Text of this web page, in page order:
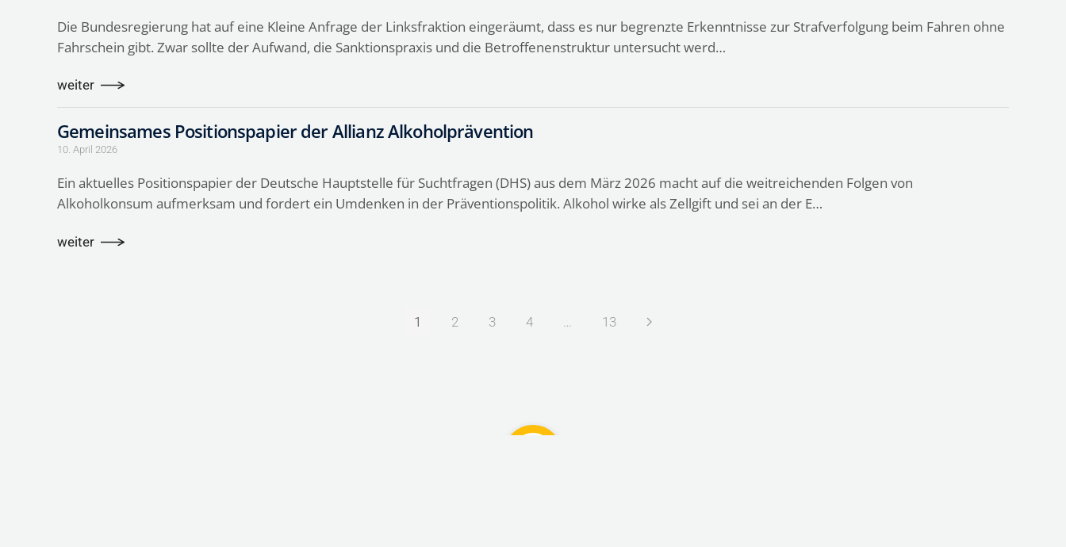
Die Bundesregierung hat auf eine Kleine Anfrage der Linksfraktion eingeräumt, dass es nur begrenzte Erkenntnisse zur Strafverfolgung beim Fahren ohne
Fahrschein gibt. Zwar sollte der Aufwand, die Sanktionspraxis und die Betroffenenstruktur untersucht werd…
weiter
Gemeinsames Positionspapier der Allianz Alkoholprävention
10. April 2026
Ein aktuelles Positionspapier der Deutsche Hauptstelle für Suchtfragen (DHS) aus dem März 2026 macht auf die weitreichenden Folgen von
Alkoholkonsum aufmerksam und fordert ein Umdenken in der Präventionspolitik. Alkohol wirke als Zellgift und sei an der E…
weiter
1 2 3 4 … 13